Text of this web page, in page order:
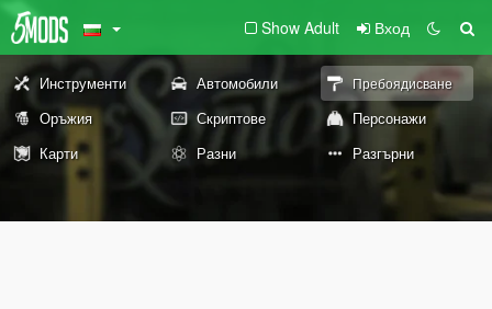
Show Adult Вход
Инструменти Автомобили Пребоядисване
Оръжия Скриптове
Персонажи
Карти
Разни Разгърни